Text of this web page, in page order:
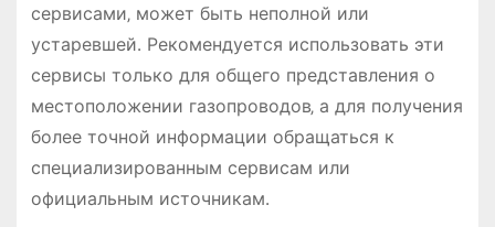
сервисами‚ может быть неполной или
устаревшей․ Рекомендуется использовать эти
сервисы только для общего представления о
местоположении газопроводов‚ а для получения
более точной информации обращаться к
специализированным сервисам или
официальным источникам․